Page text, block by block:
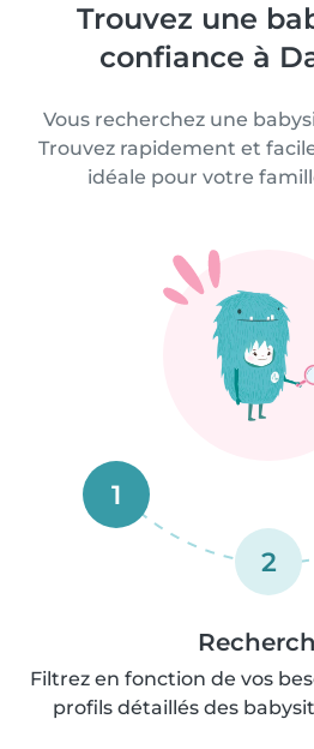
Trouvez une
confiance à
Vous recherchez une
Trouvez rapidement et
idéale pour votre
1
2
Filtrez en fonction de vos
profils détaillés des